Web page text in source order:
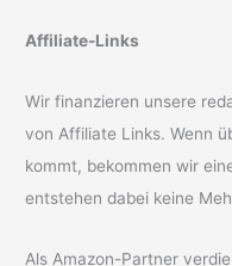
Affiliate-Links
Wir finanzieren unsere
von Affiliate Links. Wenn
kommt, bekommen wir
entstehen dabei keine
Als Amazon-Partner